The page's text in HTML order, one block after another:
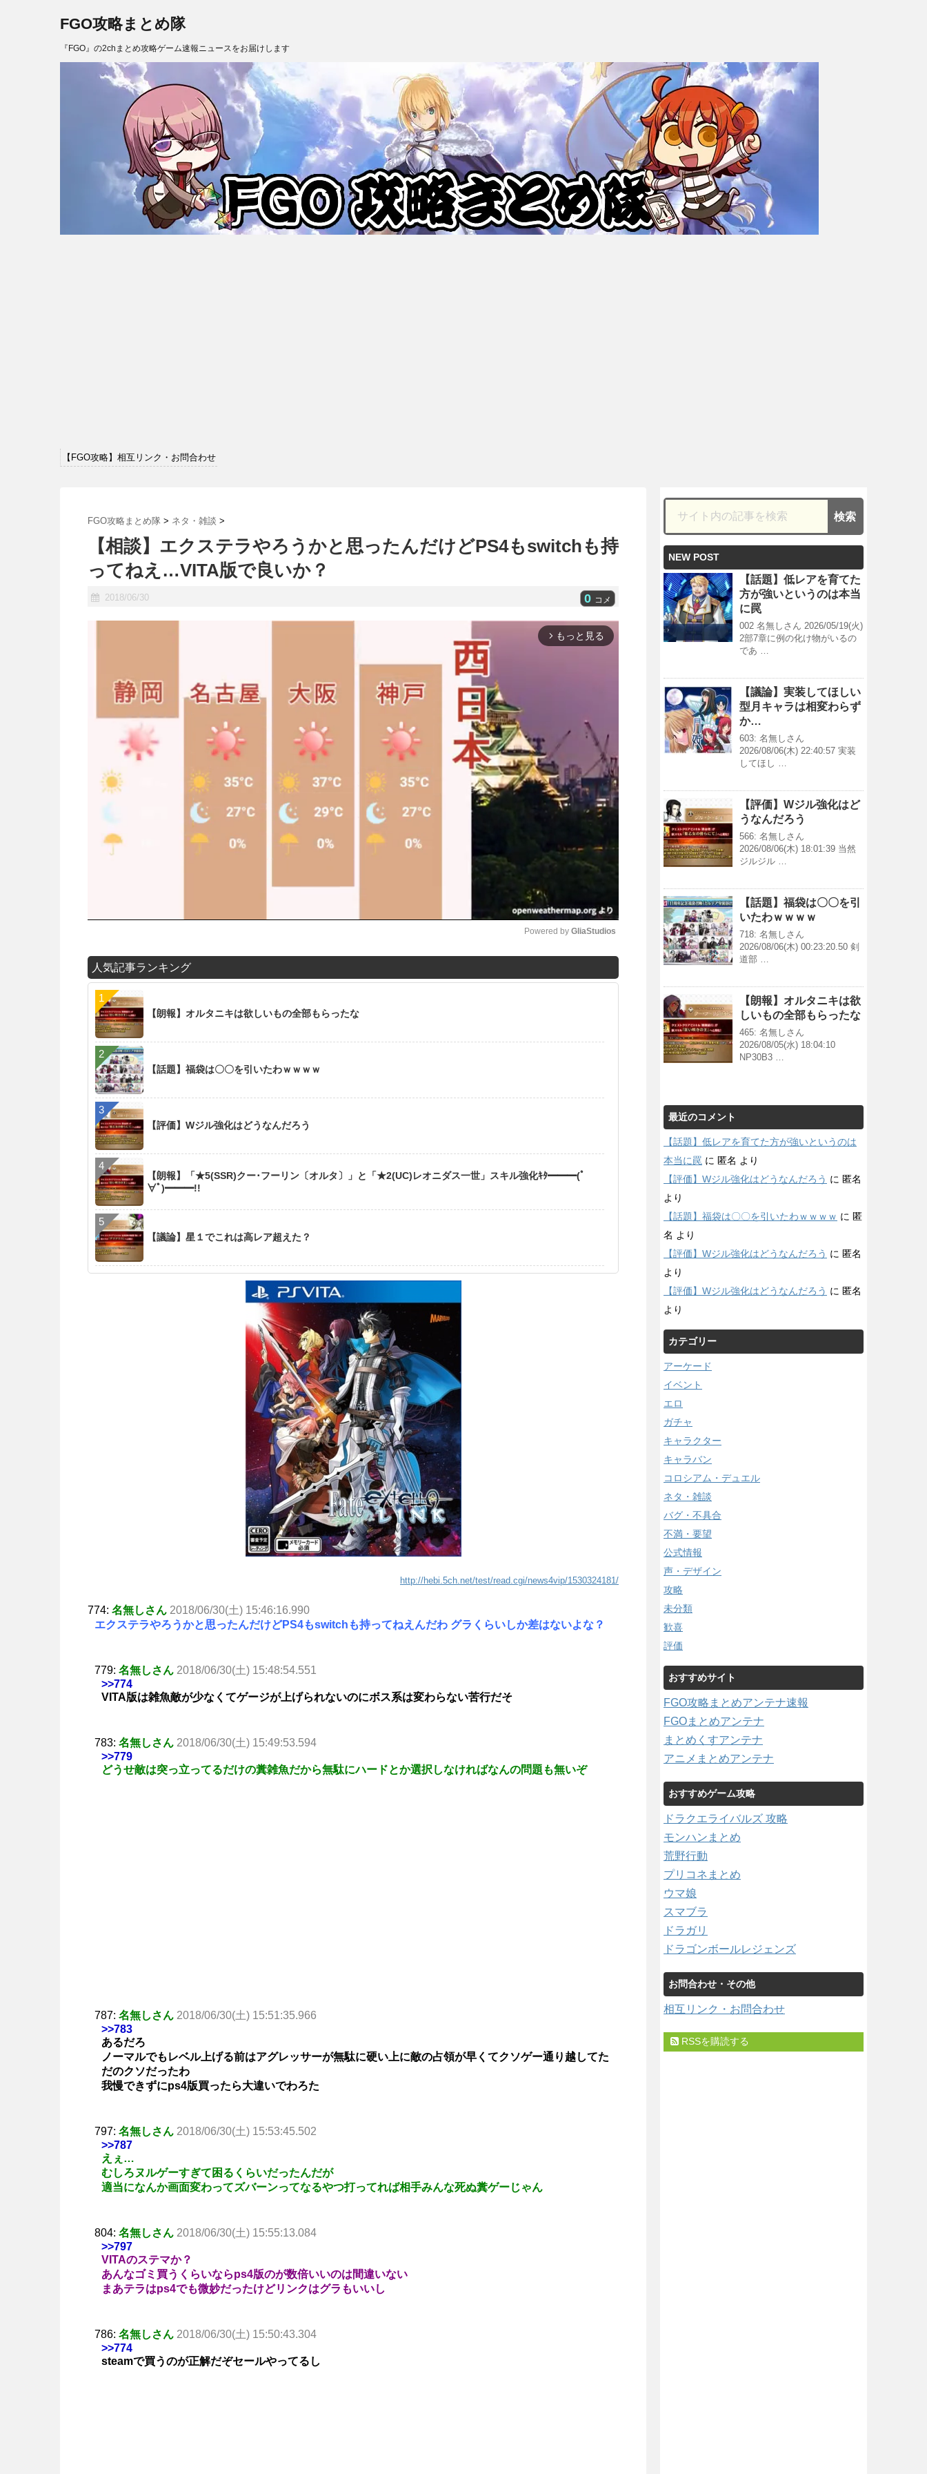
FGO攻略まとめ隊
『FGO』の2chまとめ攻略ゲーム速報ニュースをお届けします
【FGO攻略】相互リンク・お問合わせ
FGO攻略まとめ隊 > ネタ・雑談 >
【相談】エクステラやろうかと思ったんだけどPS4もswitchも持
ってねえ…VITA版で良いか？
2018/06/30 0 コメ
arrow_forward_ios もっと見る
Powered by GliaStudios
人気記事ランキング
【朗報】オルタニキは欲しいもの全部もらったな
【話題】福袋は〇〇を引いたわｗｗｗｗ
【評価】Wジル強化はどうなんだろう
【朗報】「★5(SSR)クー･フーリン〔オルタ〕」と「★2(UC)レオニダス一世」スキル強化ｷﾀ━━━(ﾟ
∀ﾟ)━━━!!
【議論】星１でこれは高レア超えた？
http://hebi.5ch.net/test/read.cgi/news4vip/1530324181/
774: 名無しさん 2018/06/30(土) 15:46:16.990
エクステラやろうかと思ったんだけどPS4もswitchも持ってねえんだわ グラくらいしか差はないよな？
779: 名無しさん 2018/06/30(土) 15:48:54.551
>>774
VITA版は雑魚敵が少なくてゲージが上げられないのにボス系は変わらない苦行だそ
783: 名無しさん 2018/06/30(土) 15:49:53.594
>>779
どうせ敵は突っ立ってるだけの糞雑魚だから無駄にハードとか選択しなければなんの問題も無いぞ
787: 名無しさん 2018/06/30(土) 15:51:35.966
>>783
あるだろ
ノーマルでもレベル上げる前はアグレッサーが無駄に硬い上に敵の占領が早くてクソゲー通り越してた
だのクソだったわ
我慢できずにps4版買ったら大違いでわろた
797: 名無しさん 2018/06/30(土) 15:53:45.502
>>787
えぇ…
むしろヌルゲーすぎて困るくらいだったんだが
適当になんか画面変わってズバーンってなるやつ打ってれば相手みんな死ぬ糞ゲーじゃん
804: 名無しさん 2018/06/30(土) 15:55:13.084
>>797
VITAのステマか？
あんなゴミ買うくらいならps4版のが数倍いいのは間違いない
まあテラはps4でも微妙だったけどリンクはグラもいいし
786: 名無しさん 2018/06/30(土) 15:50:43.304
>>774
steamで買うのが正解だぞセールやってるし
NEW POST
【話題】低レアを育てた
方が強いというのは本当
に罠
002 名無しさん 2026/05/19(火)
2部7章に例の化け物がいるの
であ …
【議論】実装してほしい
型月キャラは相変わらず
か…
603: 名無しさん
2026/08/06(木) 22:40:57 実装
してほし …
【評価】Wジル強化はど
うなんだろう
566: 名無しさん
2026/08/06(木) 18:01:39 当然
ジルジル …
【話題】福袋は〇〇を引
いたわｗｗｗｗ
718: 名無しさん
2026/08/06(木) 00:23:20.50 剣
道部 …
【朗報】オルタニキは欲
しいもの全部もらったな
465: 名無しさん
2026/08/05(水) 18:04:10
NP30B3 …
最近のコメント
【話題】低レアを育てた方が強いというのは
本当に罠 に 匿名 より
【評価】Wジル強化はどうなんだろう に 匿名
より
【話題】福袋は〇〇を引いたわｗｗｗｗ に 匿
名 より
【評価】Wジル強化はどうなんだろう に 匿名
より
【評価】Wジル強化はどうなんだろう に 匿名
より
カテゴリー
アーケード
イベント
エロ
ガチャ
キャラクター
キャラバン
コロシアム・デュエル
ネタ・雑談
バグ・不具合
不満・要望
公式情報
声・デザイン
攻略
未分類
歓喜
評価
おすすめサイト
FGO攻略まとめアンテナ速報
FGOまとめアンテナ
まとめくすアンテナ
アニメまとめアンテナ
おすすめゲーム攻略
ドラクエライバルズ 攻略
モンハンまとめ
荒野行動
プリコネまとめ
ウマ娘
スマブラ
ドラガリ
ドラゴンボールレジェンズ
お問合わせ・その他
相互リンク・お問合わせ
RSSを購読する